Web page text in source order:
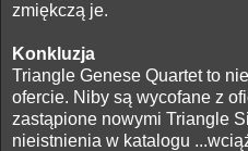
zmiękczą je.
Konkluzja
Triangle Genese Quartet to
ofercie. Niby są wycofane z
zastąpione nowymi Triangle
nieistnienia w katalogu